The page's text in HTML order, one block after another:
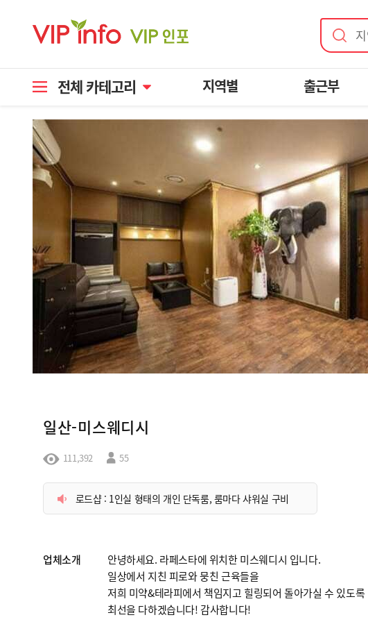
전체 카테고리 지역별 출근부
일산-미스웨디시
111,392 55
로드샵 : 1인실 형태의 개인 단독룸, 룸마다 샤워실 구비
업체소개
안녕하세요. 라페스타에 위치한 미스웨디시 입니다.
일상에서 지친 피로와 뭉친 근육들을
저희 미약&테라피에서 책임지고 힐링되어 돌아가실 수 있도록
최선을 다하겠습니다! 감사합니다!